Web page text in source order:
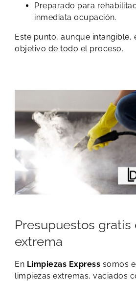
Preparado para
inmediata ocupación.
Este punto, aunque intangible,
objetivo de todo el proceso.
Presupuestos
extrema
En Limpiezas Express somos
limpiezas extremas, vaciados